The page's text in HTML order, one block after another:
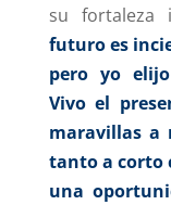
su fortaleza
futuro es
pero yo
Vivo el
maravillas a
tanto a corto
una